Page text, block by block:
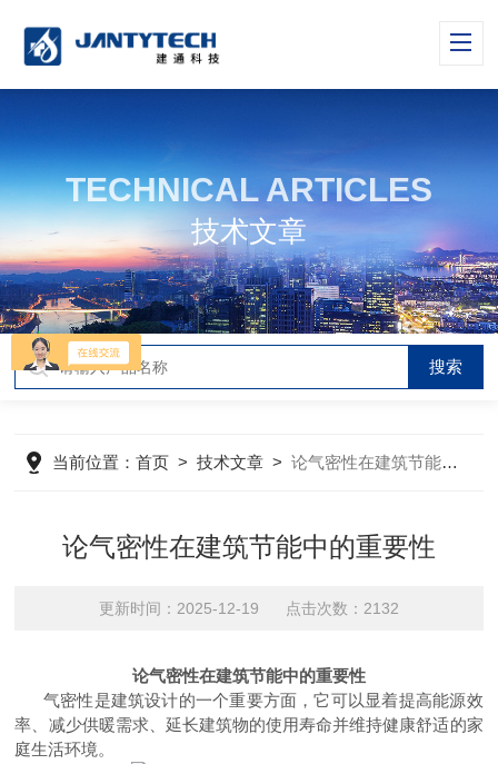
TECHNICAL ARTICLES
技术文章
当前位置：首页 >技术文章 >论气密性在建筑节能中的重要性
论气密性在建筑节能中的重要性
更新时间：2025-12-19 点击次数：2132
论气密性在建筑节能中的重要性
气密性是建筑设计的一个重要方面，它可以显着提高能源效
率、减少供暖需求、延长建筑物的使用寿命并维持健康舒适的家
庭生活环境。